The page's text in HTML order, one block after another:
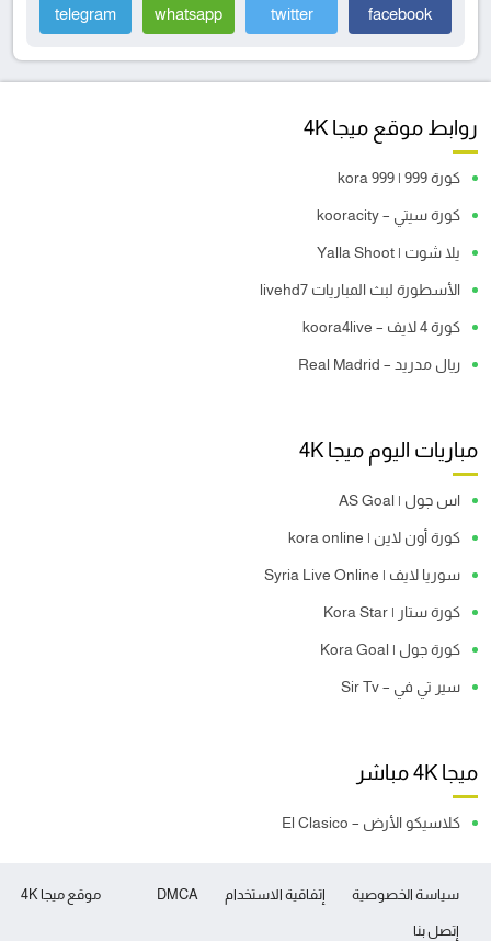
facebook
twitter
whatsapp
telegram
روابط موقع ميجا 4K
كورة 999 | kora 999
كورة سيتي – kooracity
يلا شوت | Yalla Shoot
الأسطورة لبث المباريات livehd7
كورة 4 لايف – koora4live
ريال مدريد – Real Madrid
مباريات اليوم ميجا 4K
اس جول | AS Goal
كورة أون لاين | kora online
سوريا لايف | Syria Live Online
كورة ستار | Kora Star
كورة جول | Kora Goal
سير تي في – Sir Tv
ميجا 4K مباشر
كلاسيكو الأرض – El Clasico
موقع ميجا 4K سياسة الخصوصية إتفاقية الاستخدام DMCA
إتصل بنا